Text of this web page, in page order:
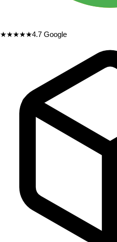
★★★★★4.7 Google